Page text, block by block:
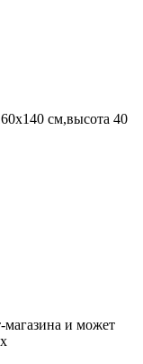
см,высота 40
магазина и может